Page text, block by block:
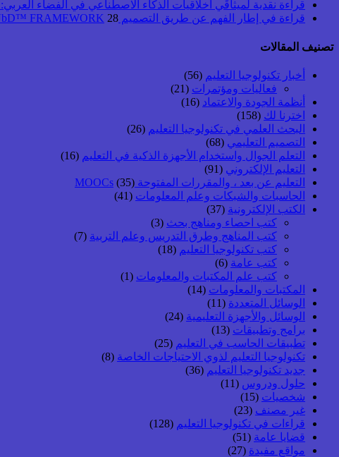
قراءة نقدية لميثاقَي أخلاقيات الذكاء الاصطناعي في الفضاء
قراءة في إطار الفهم عن طريق التصميم UbD™ FRAMEWORK 28 أبريل, 2026
تصنيف المقالات
أخبار تكنولوجيا التعليم (56)
فعاليات ومؤتمرات (21)
أنظمة الجودة والاعتماد (16)
اخترنا لك (158)
البحث العلمي في تكنولوجيا التعليم (26)
التصميم التعليمي (68)
التعلم الجوال واستخدام الأجهزة الذكية في التعليم (16)
التعليم الإلكتروني (91)
التعليم عن بعد ، والمقررات المفتوحة MOOCs (35)
الحاسبات والشبكات وعلم المعلومات (41)
الكتب الإلكترونية (37)
كتب احصاء ومناهج بحث (3)
كتب المناهج وطرق التدريس وعلم التربية (7)
كتب تكنولوجيا التعليم (18)
كتب عامة (6)
كتب علم المكتبات والمعلومات (1)
المكتبات والمعلومات (14)
الوسائل المتعددة (11)
الوسائل والأجهزة التعليمية (24)
برامج وتطبيقات (13)
تطبيقات الحاسب في التعليم (25)
تكنولوجيا التعليم لذوي الاحتياجات الخاصة (8)
جديد تكنولوجيا التعليم (36)
حلول ودروس (11)
شخصيات (15)
غير مصنف (23)
قراءات في تكنولوجيا التعليم (128)
قضايا عامة (51)
مواقع مفيدة (27)